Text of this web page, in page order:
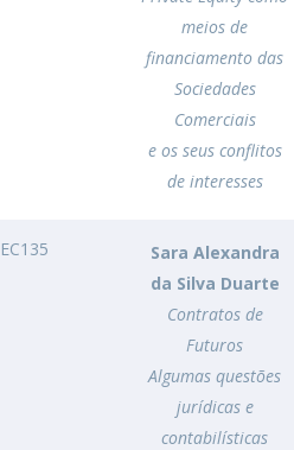
meios de
financiamento das
Sociedades
Comerciais
e os seus conflitos
de interesses
EC135
Sara Alexandra
da Silva Duarte
Contratos de
Futuros
Algumas questões
jurídicas e
contabilísticas